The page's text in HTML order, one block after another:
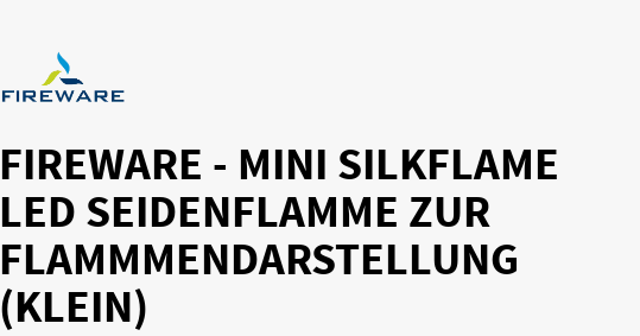
FIREWARE - MINI SILKFLAME
LED SEIDENFLAMME ZUR
FLAMMMENDARSTELLUNG
(KLEIN)